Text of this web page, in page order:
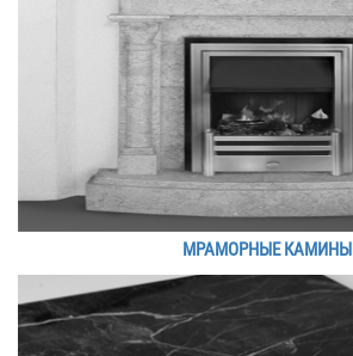
МРАМОРНЫЕ КАМИНЫ